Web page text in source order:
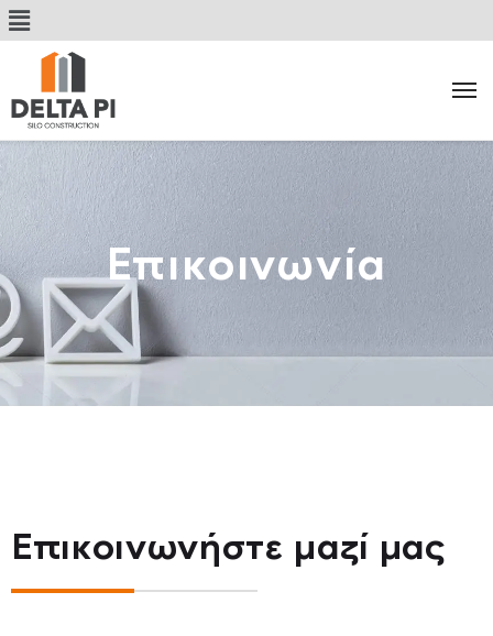
Επικοινωνία
Επικοινωνήστε μαζί μας